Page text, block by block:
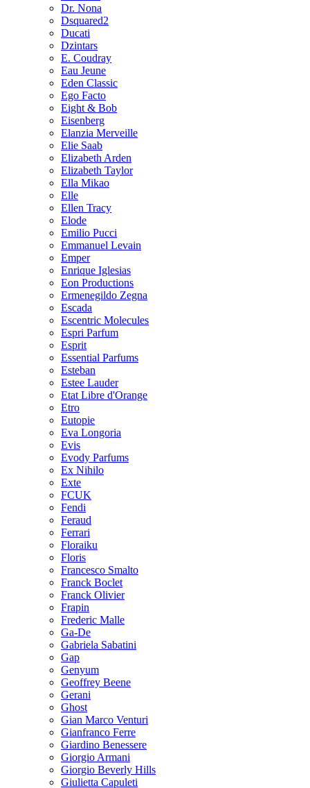
Dr. Nona
Dsquared2
Ducati
Dzintars
E. Coudray
Eau Jeune
Eden Classic
Ego Facto
Eight & Bob
Eisenberg
Elanzia Merveille
Elie Saab
Elizabeth Arden
Elizabeth Taylor
Ella Mikao
Elle
Ellen Tracy
Elode
Emilio Pucci
Emmanuel Levain
Emper
Enrique Iglesias
Eon Productions
Ermenegildo Zegna
Escada
Escentric Molecules
Espri Parfum
Esprit
Essential Parfums
Esteban
Estee Lauder
Etat Libre d'Orange
Etro
Eutopie
Eva Longoria
Evis
Evody Parfums
Ex Nihilo
Exte
FCUK
Fendi
Feraud
Ferrari
Floraiku
Floris
Francesco Smalto
Franck Boclet
Franck Olivier
Frapin
Frederic Malle
Ga-De
Gabriela Sabatini
Gap
Genyum
Geoffrey Beene
Gerani
Ghost
Gian Marco Venturi
Gianfranco Ferre
Giardino Benessere
Giorgio Armani
Giorgio Beverly Hills
Giulietta Capuleti